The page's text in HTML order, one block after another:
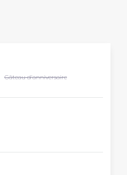
Gâteau d'anniversaire